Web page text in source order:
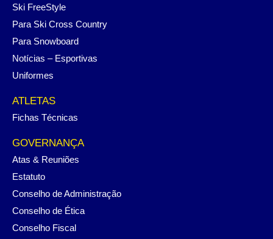
Ski FreeStyle
Para Ski Cross Country
Para Snowboard
Notícias – Esportivas
Uniformes
ATLETAS
Fichas Técnicas
GOVERNANÇA
Atas & Reuniões
Estatuto
Conselho de Administração
Conselho de Ética
Conselho Fiscal